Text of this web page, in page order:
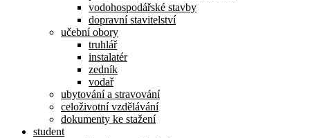
vodohospodářské stavby
dopravní stavitelství
učební obory
truhlář
instalatér
zedník
vodař
ubytování a stravování
celoživotní vzdělávání
dokumenty ke stažení
student